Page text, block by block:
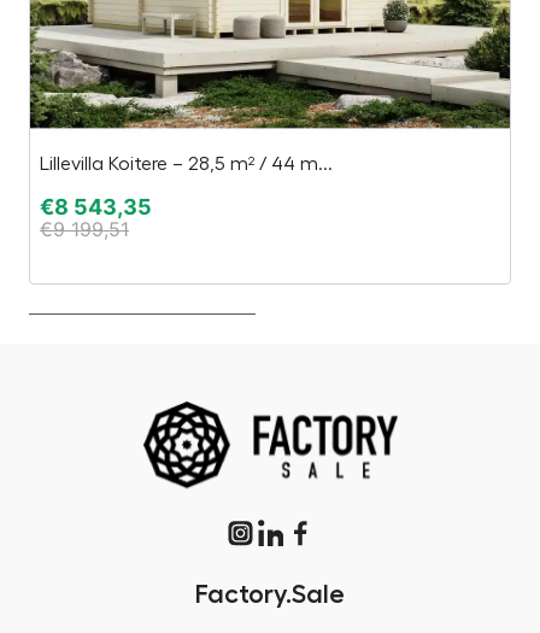
Lillevilla Koitere – 28,5 m² / 44 m...
€8 543,35
€9 199,51
Factory.Sale